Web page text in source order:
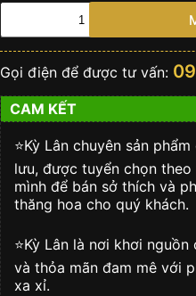
Đồng
31
178274-
0014
mặt
số
đen,
cọc
số
kim
cương
số
lượng
Gọi điện để được tư vấn:
CAM KẾT
⭐️Kỳ Lân chuyên sản
lưu, được tuyển chọn
mình để bán sở thích và
thăng hoa cho quý khách.
⭐️Kỳ Lân là nơi khơi
và thỏa mãn đam mê với
xa xỉ.